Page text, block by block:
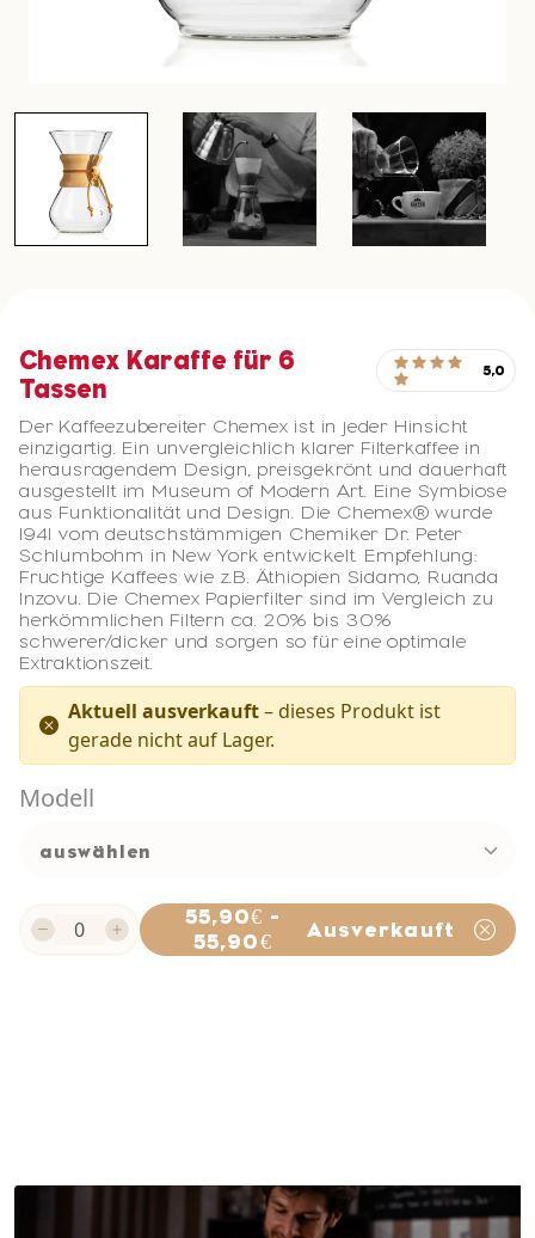
Chemex Karaffe für 6
Tassen
5,0
Der Kaffeezubereiter Chemex ist in jeder Hinsicht
einzigartig. Ein unvergleichlich klarer Filterkaffee in
herausragendem Design, preisgekrönt und dauerhaft
ausgestellt im Museum of Modern Art. Eine Symbiose
aus Funktionalität und Design. Die Chemex® wurde
1941 vom deutschstämmigen Chemiker Dr. Peter
Schlumbohm in New York entwickelt. Empfehlung:
Fruchtige Kaffees wie z.B. Äthiopien Sidamo, Ruanda
Inzovu. Die Chemex Papierfilter sind im Vergleich zu
herkömmlichen Filtern ca. 20% bis 30%
schwerer/dicker und sorgen so für eine optimale
Extraktionszeit.
Aktuell ausverkauft– dieses Produkt ist
gerade nicht auf Lager.
Modell
55,90€ -
55,90€
Ausverkauft